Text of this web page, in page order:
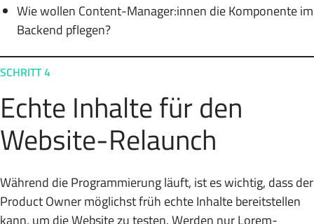
Wie wollen Content-Manager:innen die Komponente im
Backend pflegen?
SCHRITT 4
Echte Inhalte für den
Website-Relaunch
Während die Programmierung läuft, ist es wichtig, dass der
Product Owner möglichst früh echte Inhalte bereitstellen
kann, um die Website zu testen. Werden nur Lorem-